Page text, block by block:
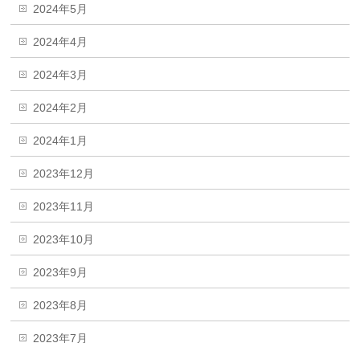
2024年5月
2024年4月
2024年3月
2024年2月
2024年1月
2023年12月
2023年11月
2023年10月
2023年9月
2023年8月
2023年7月